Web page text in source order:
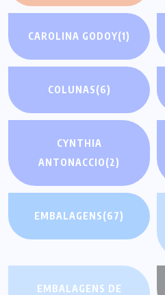
CAROLINA GODOY(1)
COLUNAS(6)
CYNTHIA
ANTONACCIO(2)
EMBALAGENS(67)
EMBALAGENS DE